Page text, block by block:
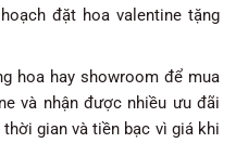
đặt hoa valentine tặng
hoa hay showroom để mua
và nhận được nhiều ưu đãi
gian và tiền bạc vì giá khi